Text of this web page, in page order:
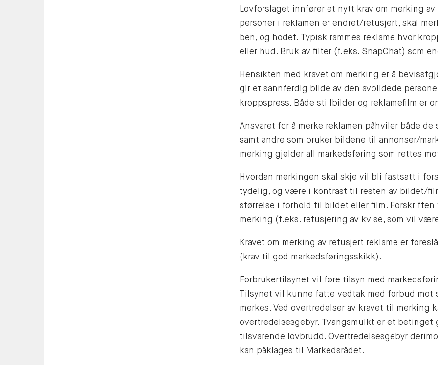
Lovforslaget innfører et nytt krav om merking
personer i reklamen er endret/retusjert, skal
ben, og hodet. Typisk rammes reklame hvor
eller hud. Bruk av filter (f.eks. SnapChat) som
Hensikten med kravet om merking er å
gir et sannferdig bilde av den avbildede
kroppspress. Både stillbilder og reklamefilm er
Ansvaret for å merke reklamen påhviler både de
samt andre som bruker bildene til annonser/
merking gjelder all markedsføring som rettes
Hvordan merkingen skal skje vil bli fastsatt i
tydelig, og være i kontrast til resten av bildet/
størrelse i forhold til bildet eller film. Forskriften
merking (f.eks. retusjering av kvise, som vil
Kravet om merking av retusjert reklame er
(krav til god markedsføringsskikk).
Forbrukertilsynet vil føre tilsyn med
Tilsynet vil kunne fatte vedtak med forbud mot
merkes. Ved overtredelser av kravet til
overtredelsesgebyr. Tvangsmulkt er et betinget
tilsvarende lovbrudd. Overtredelsesgebyr
kan påklages til Markedsrådet.